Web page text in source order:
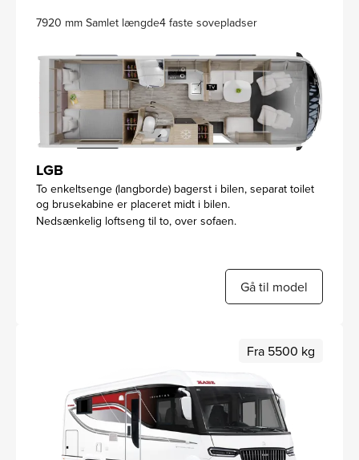
7920 mm Samlet længde4 faste sovepladser
LGB
To enkeltsenge (langborde) bagerst i bilen, separat toilet
og brusekabine er placeret midt i bilen.
Nedsænkelig loftseng til to, over sofaen.
Gå til model
Fra 5500 kg